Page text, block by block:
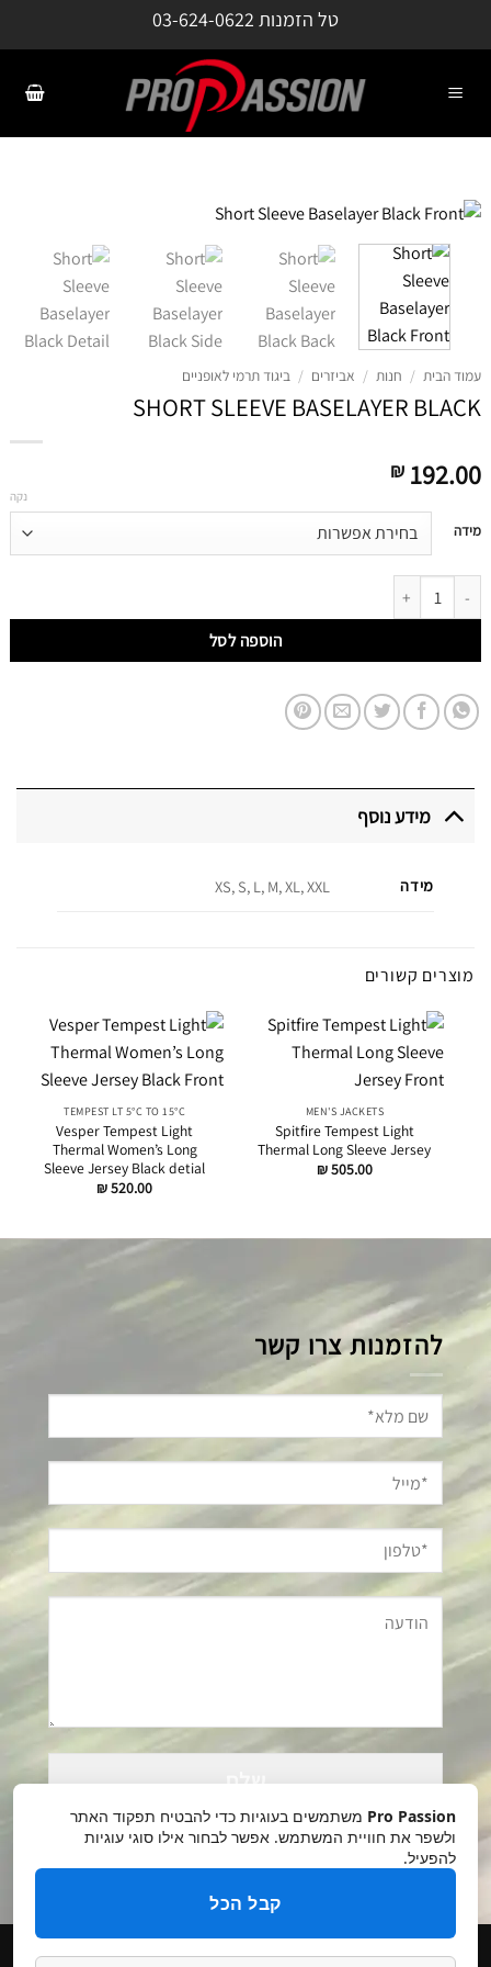
טל הזמנות 03-624-0622
עמוד הבית / חנות / אביזרים / ביגוד תרמי לאופניים
SHORT SLEEVE BASELAYER BLACK
₪ 192.00
מידה
נקה
לתוכן
דילוג לתוכן
הוספה לסל
מידע נוסף
מידה XS, S, L, M, XL, XXL
מוצרים קשורים
MEN'S JACKETS
Spitfire Tempest Light
Thermal Long Sleeve Jersey
₪505.00
TEMPEST LT 5°C TO 15°C
Vesper Tempest Light
Thermal Women’s Long
Sleeve Jersey Black detial
₪520.00
להזמנות צרו קשר
Please
leave
this
field
empty.
Pro Passion משתמשים בעוגיות כדי להבטיח תפקוד האתר
ולשפר את חוויית המשתמש. אפשר לבחור אילו סוגי עוגיות
להפעיל.
קבל הכל